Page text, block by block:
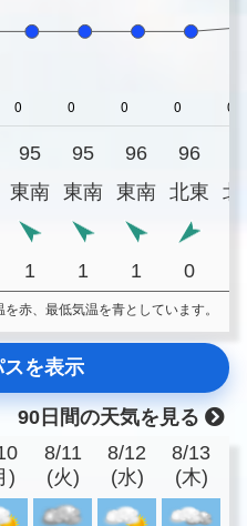
95 95 96 96
東南 東南 東南 北東 北
1 1 1 0
赤、最低気温を青としています。
スを表示
90日間の天気を見る
)
8/11
(火)
8/12
(水)
8/13
(木)